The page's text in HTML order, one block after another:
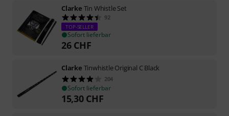
Clarke Tin Whistle Set
92
TOP-SELLER
Sofort lieferbar
26 CHF
Clarke Tinwhistle Original C Black
204
Sofort lieferbar
15,30 CHF